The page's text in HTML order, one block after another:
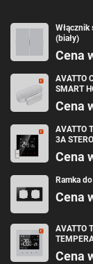
Włącznik
(biały)
Cena
AVATTO
SMART
Cena
AVATTO
3A
Cena
Ramka
Cena
AVATTO
Cena